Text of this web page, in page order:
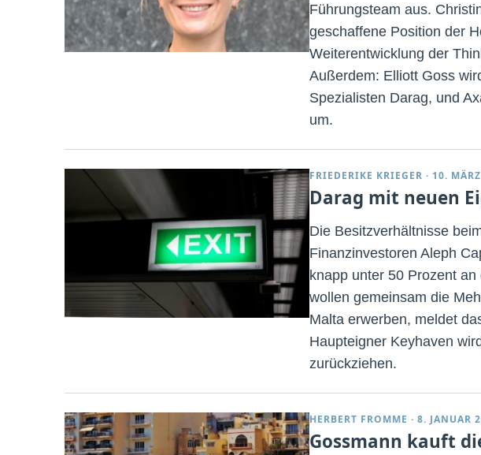
Führungsteam aus.
geschaffene Position der
Weiterentwicklung der
Außerdem: Elliott Goss
Spezialisten Darag, und
um.
FRIEDERIKE KRIEGER · 10.
Darag mit neuen
Die Besitzverhältnisse
Finanzinvestoren Aleph
knapp unter 50 Prozent
wollen gemeinsam die
Malta erwerben, meldet
Haupteigner Keyhaven
zurückziehen.
HERBERT FROMME · 8. JANUAR
Gossmann kauft